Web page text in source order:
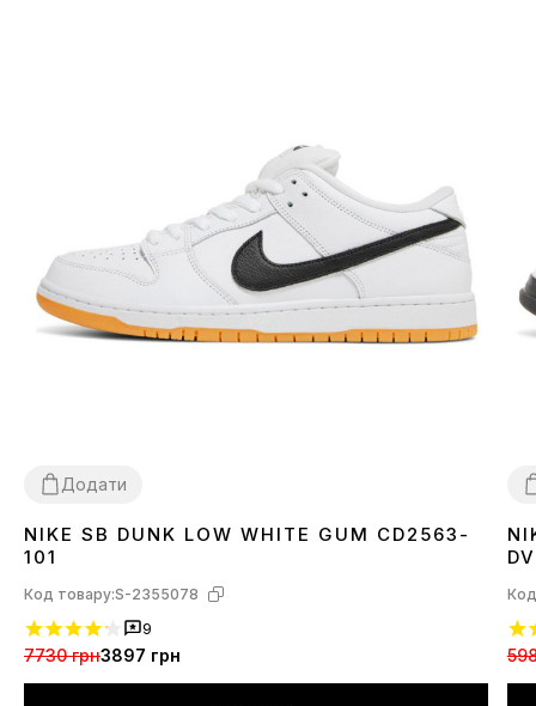
Додати
3637 394245
NIKE SB DUNK LOW WHITE GUM CD2563-
101
Код товару:S-2355078
9
7730 грн3897 грн